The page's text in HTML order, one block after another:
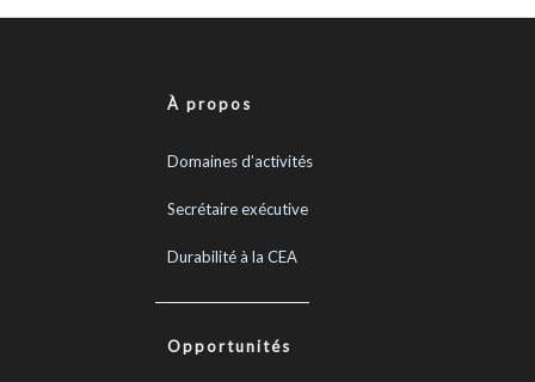
À propos
Domaines d’activités
Secrétaire exécutive
Durabilité à la CEA
Opportunités